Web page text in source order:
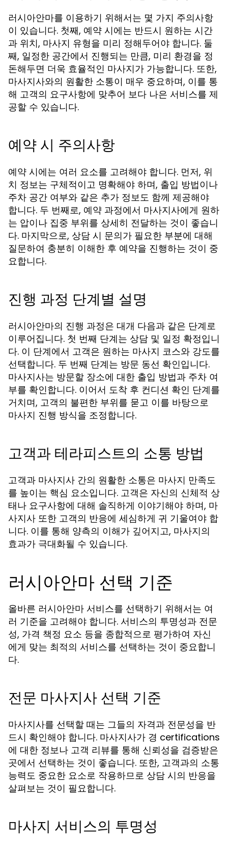
러시아안마를 이용하기 위해서는 몇 가지 주의사항
이 있습니다. 첫째, 예약 시에는 반드시 원하는 시간
과 위치, 마사지 유형을 미리 정해두어야 합니다. 둘
째, 일정한 공간에서 진행되는 만큼, 미리 환경을 정
돈해두면 더욱 효율적인 마사지가 가능합니다. 또한,
마사지사와의 원활한 소통이 매우 중요하며, 이를 통
해 고객의 요구사항에 맞추어 보다 나은 서비스를 제
공할 수 있습니다.
예약 시 주의사항
예약 시에는 여러 요소를 고려해야 합니다. 먼저, 위
치 정보는 구체적이고 명확해야 하며, 출입 방법이나
주차 공간 여부와 같은 추가 정보도 함께 제공해야
합니다. 두 번째로, 예약 과정에서 마사지사에게 원하
는 압이나 집중 부위를 상세히 전달하는 것이 좋습니
다. 마지막으로, 상담 시 문의가 필요한 부분에 대해
질문하여 충분히 이해한 후 예약을 진행하는 것이 중
요합니다.
진행 과정 단계별 설명
러시아안마의 진행 과정은 대개 다음과 같은 단계로
이루어집니다. 첫 번째 단계는 상담 및 일정 확정입니
다. 이 단계에서 고객은 원하는 마사지 코스와 강도를
선택합니다. 두 번째 단계는 방문 동선 확인입니다.
마사지사는 방문할 장소에 대한 출입 방법과 주차 여
부를 확인합니다. 이어서 도착 후 컨디션 확인 단계를
거치며, 고객의 불편한 부위를 묻고 이를 바탕으로
마사지 진행 방식을 조정합니다.
고객과 테라피스트의 소통 방법
고객과 마사지사 간의 원활한 소통은 마사지 만족도
를 높이는 핵심 요소입니다. 고객은 자신의 신체적 상
태나 요구사항에 대해 솔직하게 이야기해야 하며, 마
사지사 또한 고객의 반응에 세심하게 귀 기울여야 합
니다. 이를 통해 양측의 이해가 깊어지고, 마사지의
효과가 극대화될 수 있습니다.
러시아안마 선택 기준
올바른 러시아안마 서비스를 선택하기 위해서는 여
러 기준을 고려해야 합니다. 서비스의 투명성과 전문
성, 가격 책정 요소 등을 종합적으로 평가하여 자신
에게 맞는 최적의 서비스를 선택하는 것이 중요합니
다.
전문 마사지사 선택 기준
마사지사를 선택할 때는 그들의 자격과 전문성을 반
드시 확인해야 합니다. 마사지사가 경 certifications
에 대한 정보나 고객 리뷰를 통해 신뢰성을 검증받은
곳에서 선택하는 것이 좋습니다. 또한, 고객과의 소통
능력도 중요한 요소로 작용하므로 상담 시의 반응을
살펴보는 것이 필요합니다.
마사지 서비스의 투명성